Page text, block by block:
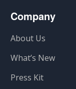
Company
About Us
What’s New
Press Kit